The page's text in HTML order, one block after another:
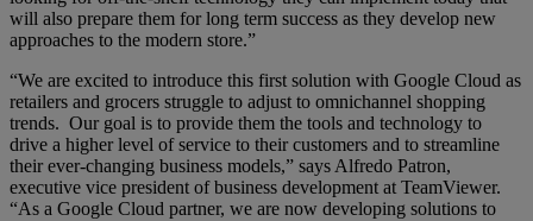
will also prepare them for long term success as they develop new
approaches to the modern store.”
“We are excited to introduce this first solution with Google Cloud as
retailers and grocers struggle to adjust to omnichannel shopping
trends. Our goal is to provide them the tools and technology to
drive a higher level of service to their customers and to streamline
their ever-changing business models,” says Alfredo Patron,
executive vice president of business development at TeamViewer.
“As a Google Cloud partner, we are now developing solutions to